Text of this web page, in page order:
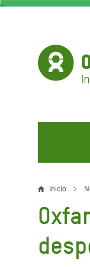
Pasar
EN
Agua y
de
Inicio